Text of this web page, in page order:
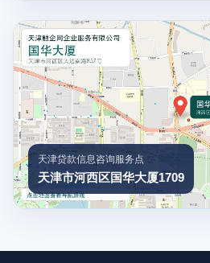
天津贷款信息咨询服务点
天津市河西区国华大厦1709